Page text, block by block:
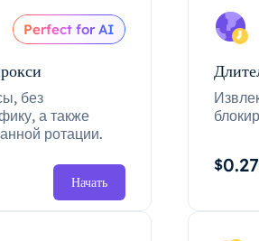
Perfect for AI
без
а также
ротации.
Начать
$0.27